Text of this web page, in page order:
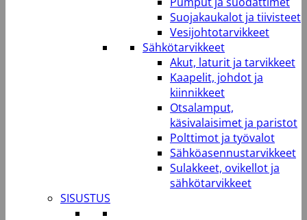
Suojakaukalot ja tiivisteet
Vesijohtotarvikkeet
Sähkötarvikkeet
Akut, laturit ja tarvikkeet
Kaapelit, johdot ja
kiinnikkeet
Otsalamput,
käsivalaisimet ja paristot
Polttimot ja työvalot
Sähköasennustarvikkeet
Sulakkeet, ovikellot ja
sähkötarvikkeet
SISUSTUS